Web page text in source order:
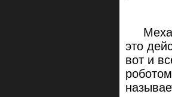
это
вот и